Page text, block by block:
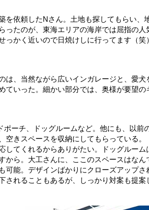
を依頼したNさん。土地も探してもらい
ったのが、東海エリアの海岸では屈指の
っかく近いので日焼けしに行ってます（
は、当然ながら広いインガレージと、愛
ていった。細かい部分では、奥様が要望
ポーチ、ドッグルームなど。他にも、以
空きスペースを収納にしてもらっている
してくれるからありがたい。ドッグルー
から。大工さんに、ここのスペースはな
可能。デザインばかりにクローズアップ
されることもあるが、しっかり対案も提